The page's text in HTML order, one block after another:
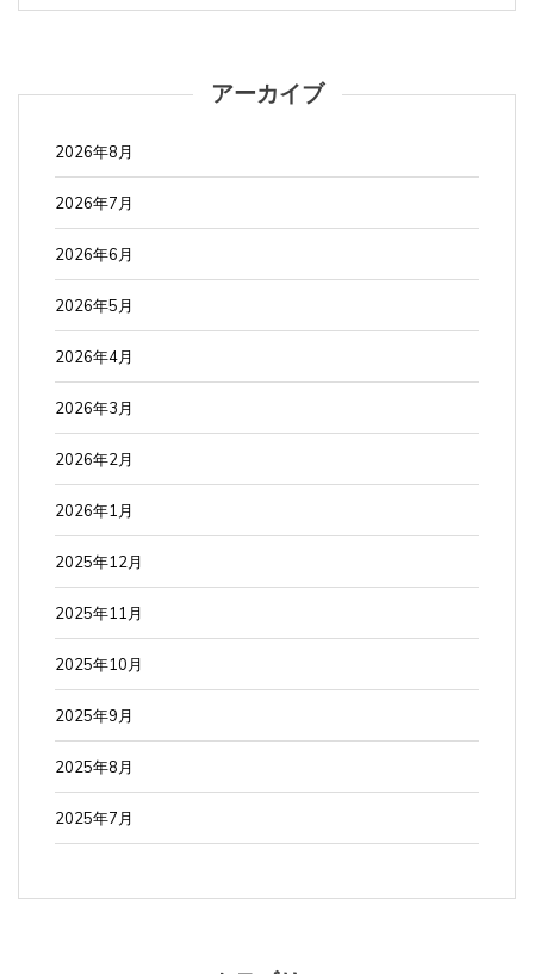
アーカイブ
2026年8月
2026年7月
2026年6月
2026年5月
2026年4月
2026年3月
2026年2月
2026年1月
2025年12月
2025年11月
2025年10月
2025年9月
2025年8月
2025年7月